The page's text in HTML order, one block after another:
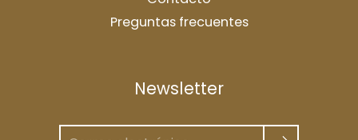
Preguntas frecuentes
Newsletter